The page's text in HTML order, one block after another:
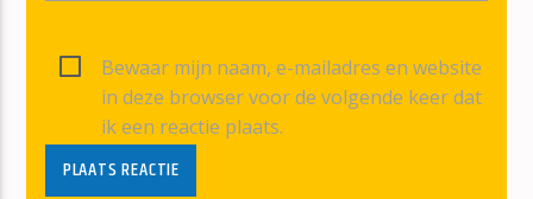
Bewaar mijn naam, e-mailadres en website
in deze browser voor de volgende keer dat
ik een reactie plaats.